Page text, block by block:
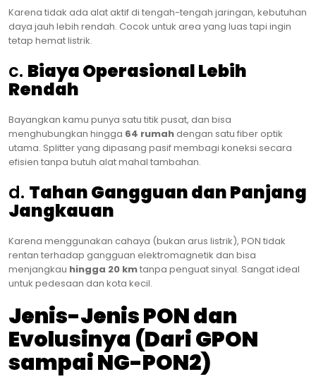
Karena tidak ada alat aktif di tengah-tengah jaringan, kebutuhan
daya jauh lebih rendah. Cocok untuk area yang luas tapi ingin
tetap hemat listrik.
c. Biaya Operasional Lebih
Rendah
Bayangkan kamu punya satu titik pusat, dan bisa
menghubungkan hingga 64 rumahdengan satu fiber optik
utama. Splitter yang dipasang pasif membagi koneksi secara
efisien tanpa butuh alat mahal tambahan.
d. Tahan Gangguan dan Panjang
Jangkauan
Karena menggunakan cahaya (bukan arus listrik), PON tidak
rentan terhadap gangguan elektromagnetik dan bisa
menjangkau hingga 20 kmtanpa penguat sinyal. Sangat ideal
untuk pedesaan dan kota kecil.
Jenis-Jenis PON dan
Evolusinya (Dari GPON
sampai NG-PON2)